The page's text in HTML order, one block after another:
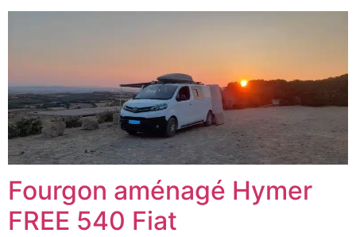
Fourgon aménagé Hymer
FREE 540 Fiat